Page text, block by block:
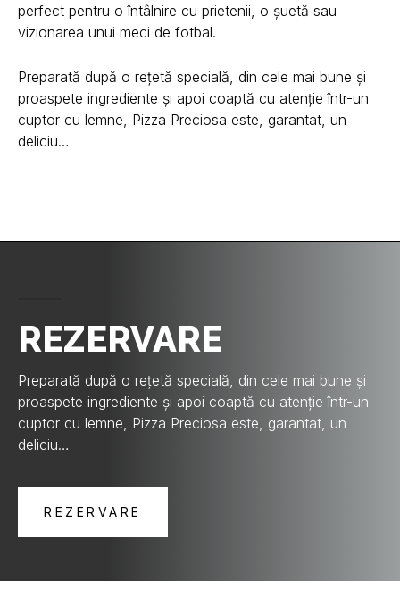
perfect pentru o întâlnire cu prietenii, o șuetă sau
vizionarea unui meci de fotbal.
Preparată după o rețetă specială, din cele mai bune și
proaspete ingrediente și apoi coaptă cu atenție într-un
cuptor cu lemne, Pizza Preciosa este, garantat, un
deliciu…
REZERVARE
Preparată după o rețetă specială, din cele mai bune și
proaspete ingrediente și apoi coaptă cu atenție într-un
cuptor cu lemne, Pizza Preciosa este, garantat, un
deliciu…
REZERVARE